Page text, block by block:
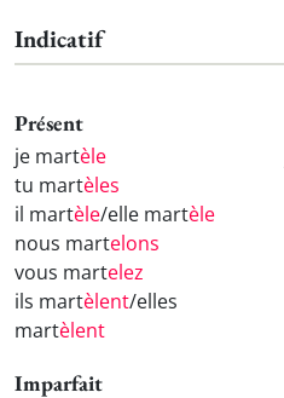
Indicatif
Présent
je martèle
tu martèles
il martèle/elle martèle
nous martelons
vous martelez
ils martèlent/elles
martèlent
Imparfait